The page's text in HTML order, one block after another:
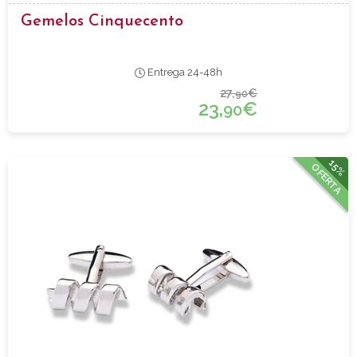
Gemelos Cinquecento
Entrega 24-48h
27,90€
23,90€
15%
OFERTA